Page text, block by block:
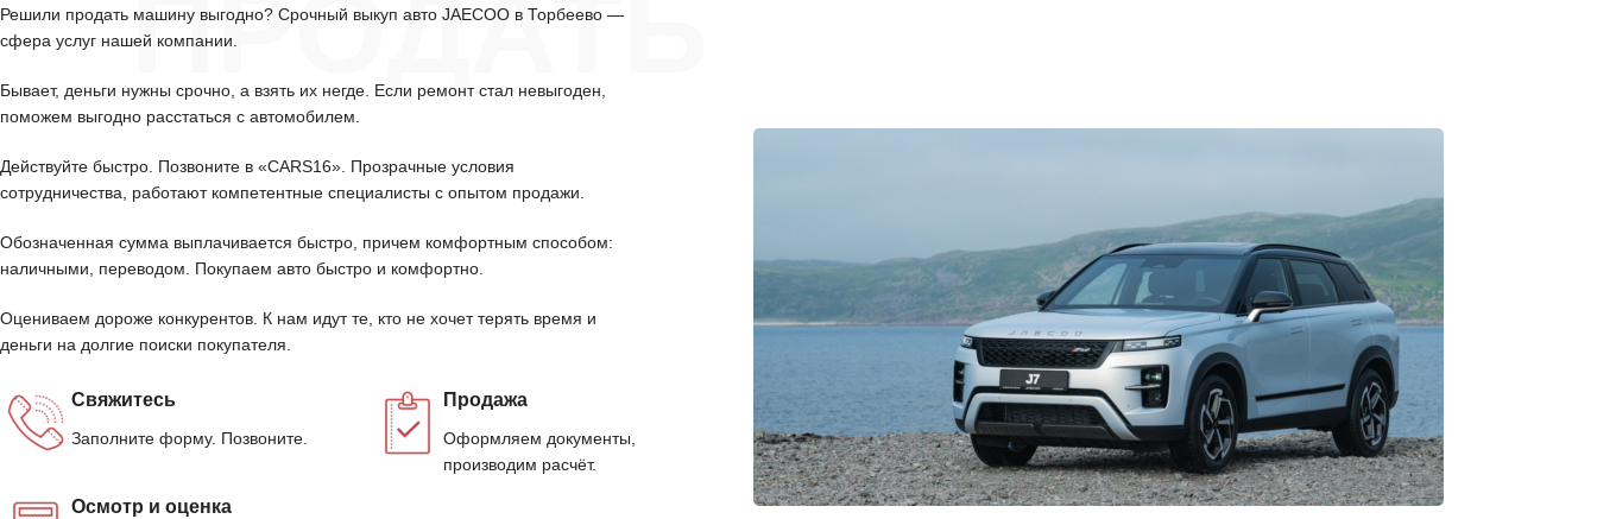
ПРОДАТЬ
Решили продать машину выгодно? Срочный выкуп авто JAECOO в Торбеево —
сфера услуг нашей компании.
Бывает, деньги нужны срочно, а взять их негде. Если ремонт стал невыгоден,
поможем выгодно расстаться с автомобилем.
Действуйте быстро. Позвоните в «CARS16». Прозрачные условия
сотрудничества, работают компетентные специалисты с опытом продажи.
Обозначенная сумма выплачивается быстро, причем комфортным способом:
наличными, переводом. Покупаем авто быстро и комфортно.
Оцениваем дороже конкурентов. К нам идут те, кто не хочет терять время и
деньги на долгие поиски покупателя.
Свяжитесь
Заполните форму. Позвоните.
Осмотр и оценка
Продажа
Оформляем документы,
производим расчёт.